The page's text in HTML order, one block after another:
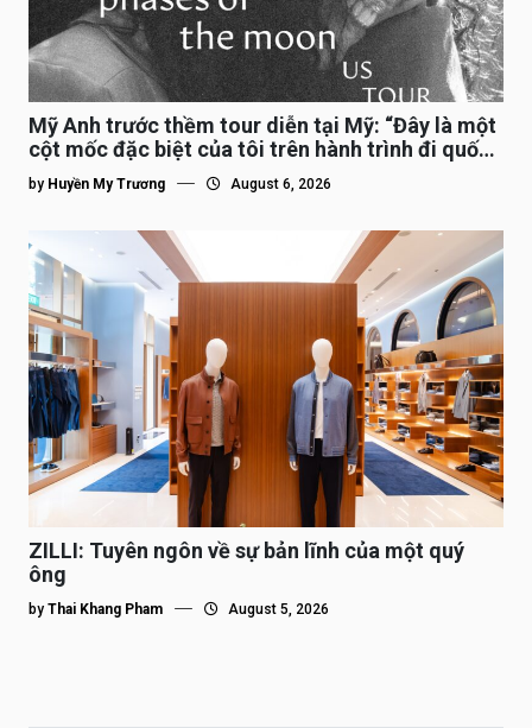
Mỹ Anh trước thềm tour diễn tại Mỹ: “Đây là một
cột mốc đặc biệt của tôi trên hành trình đi quốc
tế”
by Huyền My Trương August 6, 2026
ZILLI: Tuyên ngôn về sự bản lĩnh của một quý
ông
by Thai Khang Pham August 5, 2026